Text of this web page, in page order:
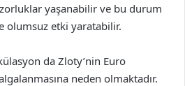
zorluklar yaşanabilir ve bu durum
olumsuz etki yaratabilir.
da Zloty’nin Euro
neden olmaktadır.